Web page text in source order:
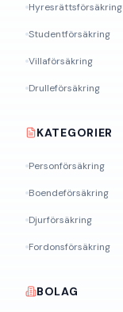
Hyresrättsförsäkring
Studentförsäkring
Villaförsäkring
Drulleförsäkring
KATEGORIER
Personförsäkring
Boendeförsäkring
Djurförsäkring
Fordonsförsäkring
BOLAG